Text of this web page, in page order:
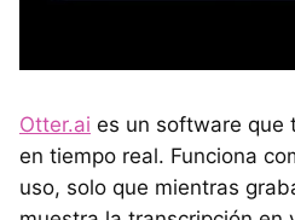
Otter.ai es un software que
en tiempo real. Funciona
uso, solo que mientras